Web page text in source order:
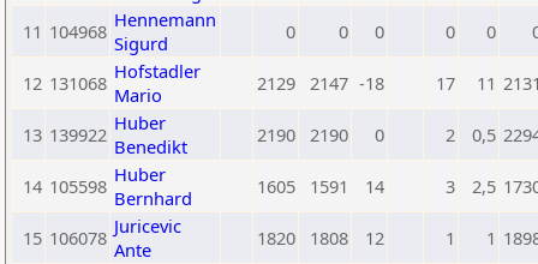
11 104968 Hennemann
Sigurd
0 0 0 0 0
12 131068 Hofstadler
Mario
2129 2147 -18 17 11
13 139922 Huber
Benedikt
2190 2190 0 2 0,5
14 105598 Huber
Bernhard
1605 1591 14 3 2,5
15 106078 Juricevic
Ante
1820 1808 12 1 1